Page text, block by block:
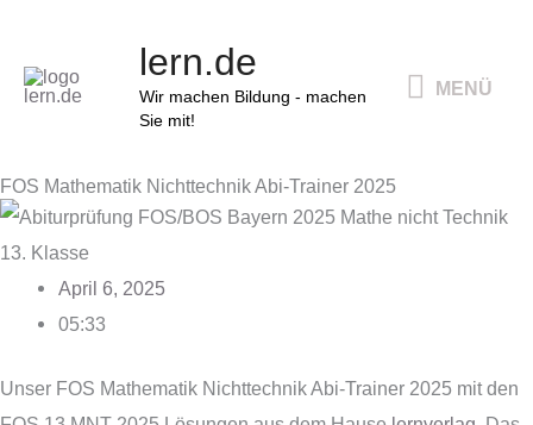
springen
lern.de
Wir machen Bildung - machen
Sie mit!
MENÜ
FOS Mathematik Nichttechnik Abi-Trainer 2025
April 6, 2025
05:33
Unser FOS Mathematik Nichttechnik Abi-Trainer 2025 mit den